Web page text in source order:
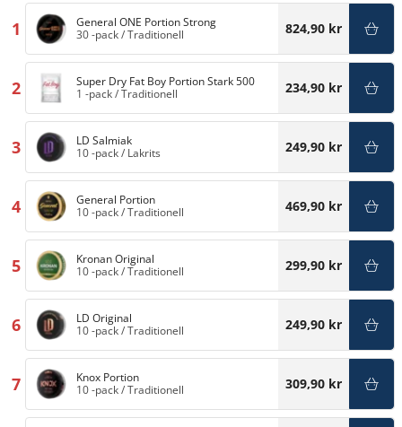
1
General ONE Portion Strong
30 -pack/Traditionell 824,90 kr
2
Super Dry Fat Boy Portion Stark 500
1 -pack/Traditionell 234,90 kr
3
LD Salmiak
10 -pack/ Lakrits 249,90 kr
4
General Portion
10 -pack/Traditionell 469,90 kr
5
Kronan Original
10 -pack/Traditionell 299,90 kr
6
LD Original
10 -pack/Traditionell 249,90 kr
7
Knox Portion
10 -pack/Traditionell 309,90 kr